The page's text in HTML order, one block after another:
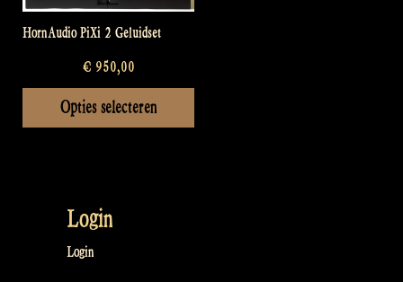
HornAudio PiXi 2 Geluidset
€ 950,00
Opties selecteren
product
Login
Login